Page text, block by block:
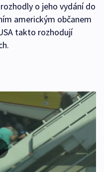
o jeho vydání do
americkým občanem
takto rozhodují